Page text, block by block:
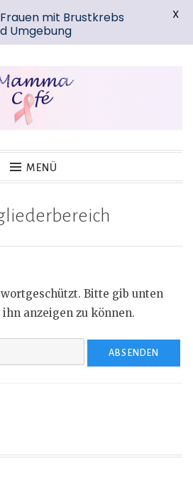
Erding
MENÜ
Bitte gib unten
anzeigen zu können.
mit Brustkrebs
Umgebung
X